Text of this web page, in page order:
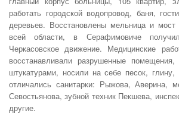
работать городской водопровод, баня,
деревьев. Восстановлены мельница и
всей области, в Серафимовиче
Черкасовское движение. Медицинские
восстанавливали разрушенные
штукатурами, носили на себе песок,
отличались санитарки: Рыжова, Аверина,
Севостьянова, зубной техник Пекшева,
другие.